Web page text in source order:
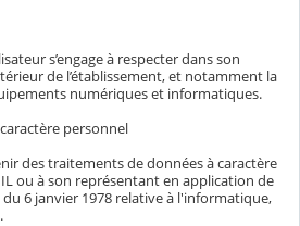
s’engage à respecter dans son
de l’établissement, et notamment la
numériques et informatiques.
personnel
des traitements de données à caractère
ou à son représentant en application de
du 6 janvier 1978 relative à l'informatique,